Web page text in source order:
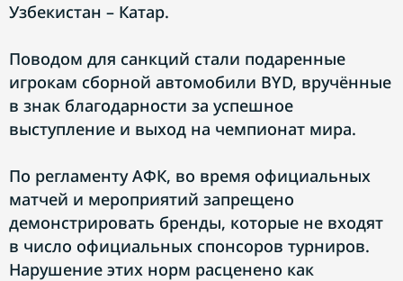
Узбекистан – Катар.
Поводом для санкций стали подаренные
игрокам сборной автомобили BYD, вручённые
в знак благодарности за успешное
выступление и выход на чемпионат мира.
По регламенту АФК, во время официальных
матчей и мероприятий запрещено
демонстрировать бренды, которые не входят
в число официальных спонсоров турниров.
Нарушение этих норм расценено как